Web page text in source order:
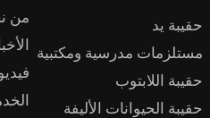
حقيبة يد
مستلزمات مدرسية ومكتبية
حقيبة اللابتوب
حقيبة الحيوانات الأليفة
من